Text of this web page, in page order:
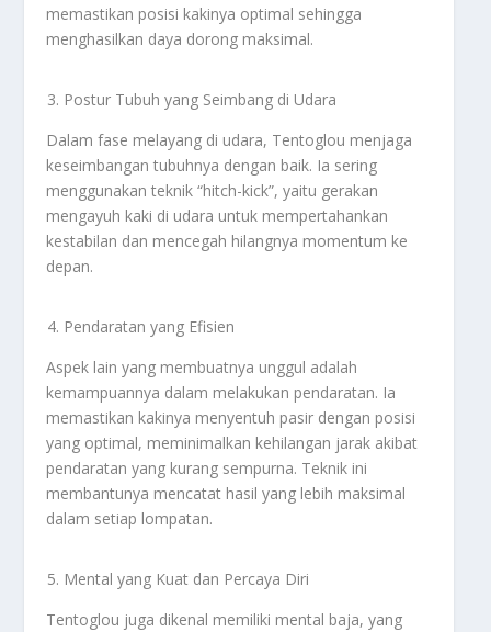
memastikan posisi kakinya optimal sehingga
menghasilkan daya dorong maksimal.
Postur Tubuh yang Seimbang di Udara
Dalam fase melayang di udara, Tentoglou menjaga
keseimbangan tubuhnya dengan baik. Ia sering
menggunakan teknik “hitch-kick”, yaitu gerakan
mengayuh kaki di udara untuk mempertahankan
kestabilan dan mencegah hilangnya momentum ke
depan.
Pendaratan yang Efisien
Aspek lain yang membuatnya unggul adalah
kemampuannya dalam melakukan pendaratan. Ia
memastikan kakinya menyentuh pasir dengan posisi
yang optimal, meminimalkan kehilangan jarak akibat
pendaratan yang kurang sempurna. Teknik ini
membantunya mencatat hasil yang lebih maksimal
dalam setiap lompatan.
Mental yang Kuat dan Percaya Diri
Tentoglou juga dikenal memiliki mental baja, yang